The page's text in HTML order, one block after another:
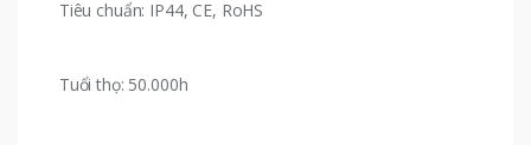
Tiêu chuẩn: IP44, CE, RoHS
Tuổi thọ: 50.000h